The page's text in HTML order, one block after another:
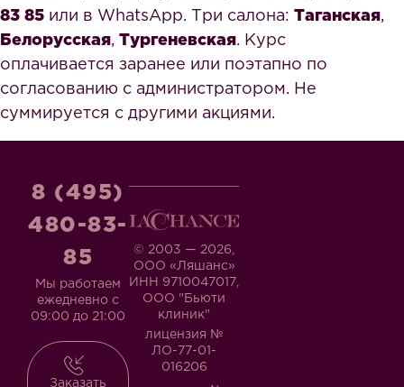
83 85 или в WhatsApp. Три салона: Таганская,
Белорусская, Тургеневская. Курс
оплачивается заранее или поэтапно по
согласованию с администратором. Не
суммируется с другими акциями.
© 2003 — 2026,
ООО «Ляшанс»
ИНН 9710047017,
ООО "Бьюти
клиник"
лицензия №
ЛО-77-01-
016206
8 (495)
480-83-
85
Мы работаем
ежедневно с
09:00 до 21:00
Заказать